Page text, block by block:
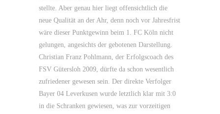
stellte. Aber genau hier liegt offensichtlich die
neue Qualität an der Ahr, denn noch vor Jahresfrist
wäre dieser Punktgewinn beim 1. FC Köln nicht
gelungen, angesichts der gebotenen Darstellung.
Christian Franz Pohlmann, der Erfolgscoach des
FSV Gütersloh 2009, dürfte da schon wesentlich
zufriedener gewesen sein. Der direkte Verfolger
Bayer 04 Leverkusen wurde letztlich klar mit 3:0
in die Schranken gewiesen, was zur vorzeitigen